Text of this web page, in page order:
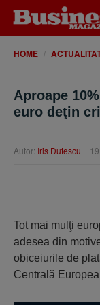
HOME
Aproape
euro deţin
Autor: Iris Dutescu
Tot mai mulţi
adesea din
obiceiurile de
Centrală